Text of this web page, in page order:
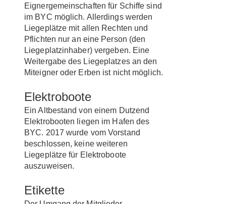
Eignergemeinschaften für Schiffe sind
im BYC möglich. Allerdings werden
Liegeplätze mit allen Rechten und
Pflichten nur an eine Person (den
Liegeplatzinhaber) vergeben. Eine
Weitergabe des Liegeplatzes an den
Miteigner oder Erben ist nicht möglich.
Elektroboote
Ein Altbestand von einem Dutzend
Elektrobooten liegen im Hafen des
BYC. 2017 wurde vom Vorstand
beschlossen, keine weiteren
Liegeplätze für Elektroboote
auszuweisen.
Etikette